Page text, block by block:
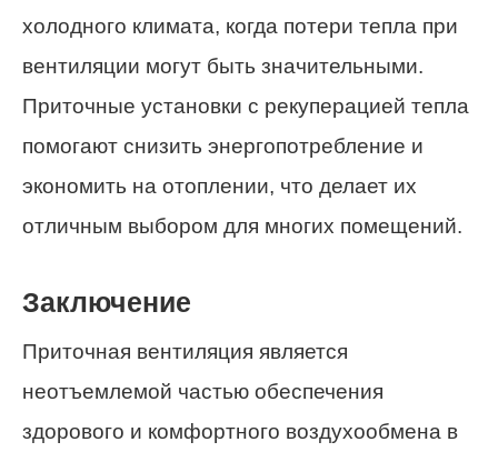
холодного климата, когда потери тепла при
вентиляции могут быть значительными.
Приточные установки с рекуперацией тепла
помогают снизить энергопотребление и
экономить на отоплении, что делает их
отличным выбором для многих помещений.
Заключение
Приточная вентиляция является
неотъемлемой частью обеспечения
здорового и комфортного воздухообмена в